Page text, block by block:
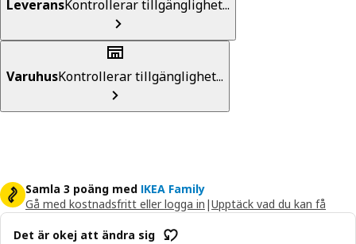
LeveransKontrollerar tillgänglighet...
VaruhusKontrollerar tillgänglighet...
Samla 3 poäng med IKEA Family
Gå med kostnadsfritt eller logga in |Upptäck vad du kan få
Det är okej att ändra sig